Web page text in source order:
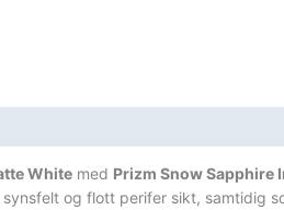
White med Prizm Snow Sapphire
og flott perifer sikt, samtidig